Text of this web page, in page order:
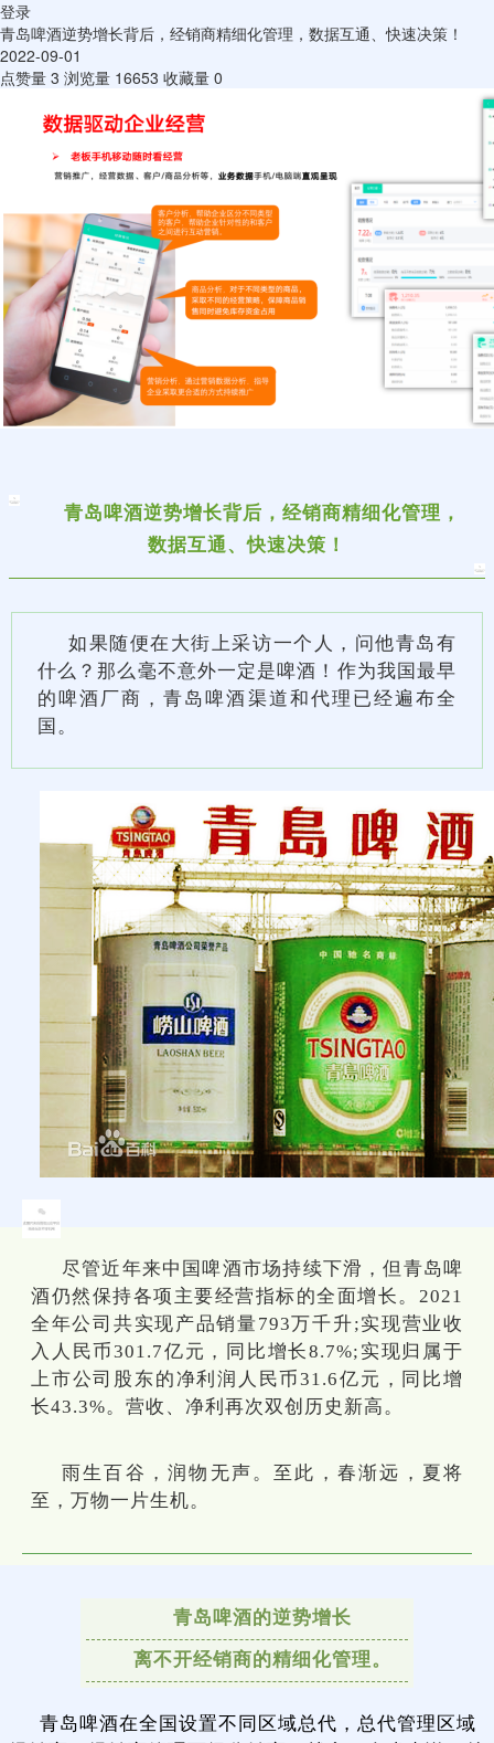
登录
青岛啤酒逆势增长背后，经销商精细化管理，数据互通、快速决策！
2022-09-01
点赞量 3 浏览量 16653 收藏量 0
青岛啤酒逆势增长背后，经销商精细化管理，
数据互通、快速决策！
如果随便在大街上采访一个人，问他青岛有
什么？那么毫不意外一定是啤酒！作为我国最早
的啤酒厂商，青岛啤酒渠道和代理已经遍布全
国。
尽管近年来中国啤酒市场持续下滑，但青岛啤
酒仍然保持各项主要经营指标的全面增长。2021
全年公司共实现产品销量793万千升;实现营业收
入人民币301.7亿元，同比增长8.7%;实现归属于
上市公司股东的净利润人民币31.6亿元，同比增
长43.3%。营收、净利再次双创历史新高。
雨生百谷，润物无声。至此，春渐远，夏将
至，万物一片生机。
青岛啤酒的逆势增长
离不开经销商的精细化管理。
青岛啤酒在全国设置不同区域总代，总代管理区域